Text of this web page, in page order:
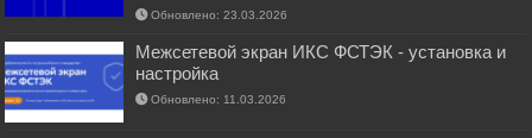
Обновлено: 23.03.2026
Межсетевой экран ИКС ФСТЭК - установка и
настройка
Обновлено: 11.03.2026